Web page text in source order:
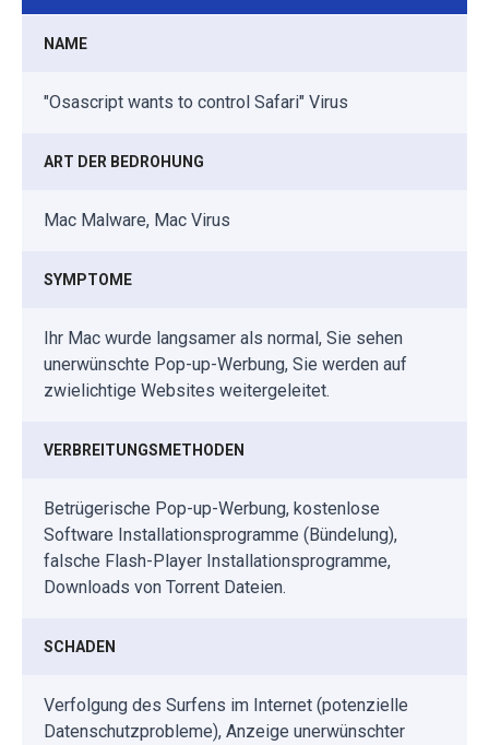
NAME
"Osascript wants to control Safari" Virus
ART DER BEDROHUNG
Mac Malware, Mac Virus
SYMPTOME
Ihr Mac wurde langsamer als normal, Sie sehen
unerwünschte Pop-up-Werbung, Sie werden auf
zwielichtige Websites weitergeleitet.
VERBREITUNGSMETHODEN
Betrügerische Pop-up-Werbung, kostenlose
Software Installationsprogramme (Bündelung),
falsche Flash-Player Installationsprogramme,
Downloads von Torrent Dateien.
SCHADEN
Verfolgung des Surfens im Internet (potenzielle
Datenschutzprobleme), Anzeige unerwünschter